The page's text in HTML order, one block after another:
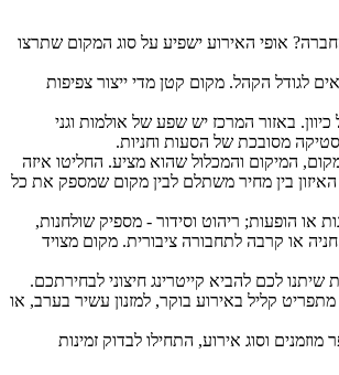
אופי האירוע ישפיע על סוג המקום שתרצו
לגודל הקהל. מקום קטן מדי ייצור צפיפות
באזור המרכז יש שפע של אולמות וגני
מסובכת של הסעות וחניות.
המיקום והמכלול שהוא מציע. החליטו איזה
בין מחיר משתלם לבין מקום שמספק את כל
או הופעות; ריהוט וסידור - מספיק שולחנות,
חניה או קרבה לתחבורה ציבורית. מקום מצויד
לכם להביא קייטרינג חיצוני לבחירתכם.
קליל באירוע בוקר, למזנון עשיר בערב, או
וסוג אירוע, התחילו לבדוק זמינות